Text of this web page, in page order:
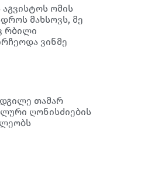
ომის
მახსოვს, მე
რბილი
ვინმე
თამარ
ღონისძიების